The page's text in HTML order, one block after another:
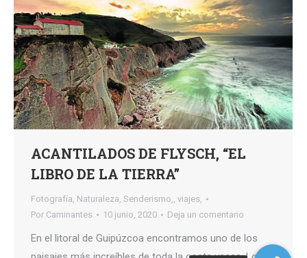
ACANTILADOS DE FLYSCH, “EL
LIBRO DE LA TIERRA”
Fotografía, Naturaleza, Senderismo,, viajes,
Por Caminantes 10 junio, 2020 Deja un comentario
En el litoral de Guipúzcoa encontramos uno de los